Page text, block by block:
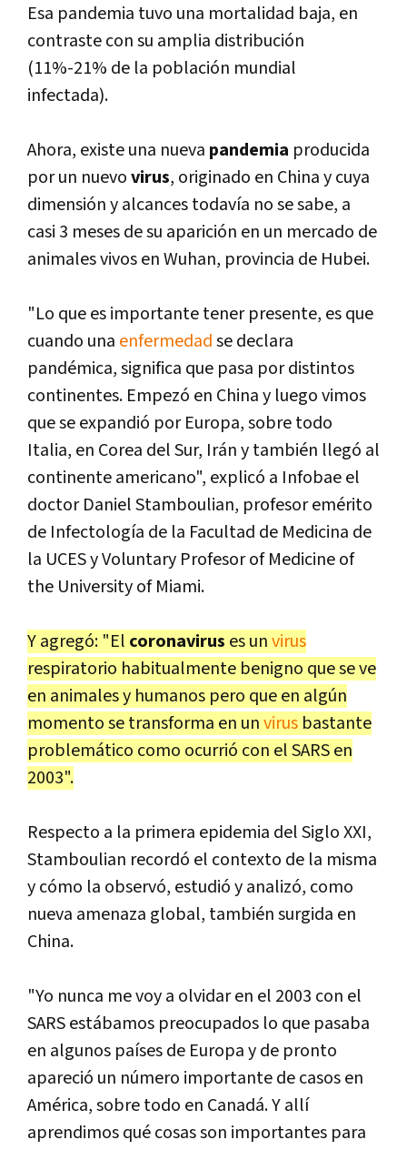
Esa pandemia tuvo una mortalidad baja, en
contraste con su amplia distribución
(11%-21% de la población mundial
infectada).
Ahora, existe una nueva pandemia producida
por un nuevovirus, originado en China y cuya
dimensión y alcances todavía no se sabe, a
casi 3 meses de su aparición en un mercado de
animales vivos en Wuhan, provincia de Hubei.
"Lo que es importante tener presente, es que
cuando una enfermedadse declara
pandémica, significa que pasa por distintos
continentes. Empezó en China y luego vimos
que se expandió por Europa, sobre todo
Italia, en Corea del Sur, Irán y también llegó al
continente americano", explicó a Infobae el
doctor Daniel Stamboulian, profesor emérito
de Infectología de la Facultad de Medicina de
la UCES y Voluntary Profesor of Medicine of
the University of Miami.
Y agregó: "El coronavirus es unvirus
respiratorio habitualmente benigno que se ve
en animales y humanos pero que en algún
momento se transforma en unvirus bastante
problemático como ocurrió con el SARS en
2003".
Respecto a la primera epidemia del Siglo XXI,
Stamboulian recordó el contexto de la misma
y cómo la observó, estudió y analizó, como
nueva amenaza global, también surgida en
China.
"Yo nunca me voy a olvidar en el 2003 con el
SARS estábamos preocupados lo que pasaba
en algunos países de Europa y de pronto
apareció un número importante de casos en
América, sobre todo en Canadá. Y allí
aprendimos qué cosas son importantes para